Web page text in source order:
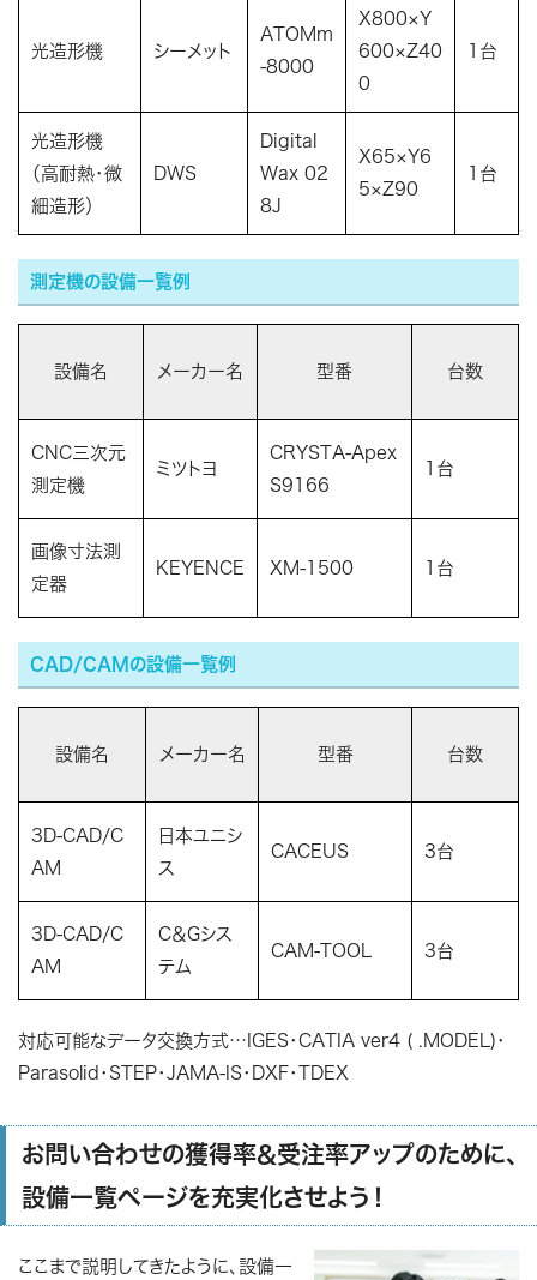
光造形機 シーメット
ATOMm
-8000
X800×Y
600×Z40
0
1台
光造形機
（高耐熱・微
細造形）
DWS
Digital
Wax 02
8J
X65×Y6
5×Z90
1台
測定機の設備一覧例
設備名 メーカー名 型番 台数
CNC三次元
測定機
ミツトヨ
CRYSTA-Apex
S9166
1台
画像寸法測
定器
KEYENCE XM-1500 1台
CAD/CAMの設備一覧例
設備名 メーカー名 型番 台数
3D-CAD/C
AM
日本ユニシ
ス
CACEUS 3台
3D-CAD/C
AM
C＆Gシス
テム
CAM-TOOL 3台
対応可能なデータ交換方式…IGES・CATIA ver4 ( .MODEL)・
Parasolid・STEP・JAMA-IS・DXF・TDEX
お問い合わせの獲得率&受注率アップのために、
設備一覧ページを充実化させよう！
ここまで説明してきたように、設備一